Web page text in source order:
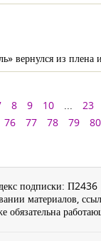
вернулся из плена
8 9 10 ... 23
76 77 78 79 80
подписки: П2436
материалов,